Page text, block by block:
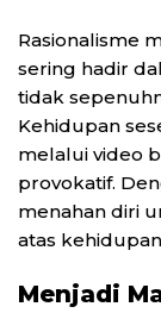
Rasionalisme
sering hadir
tidak
Kehidupan
melalui video
provokatif.
menahan diri
atas
Menjadi